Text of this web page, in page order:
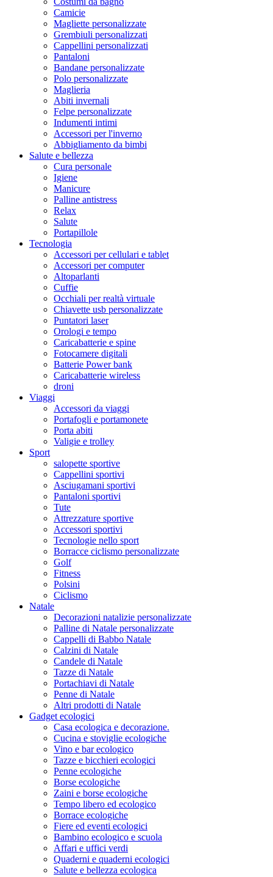
Camicie
Magliette personalizzate
Grembiuli personalizzati
Cappellini personalizzati
Pantaloni
Bandane personalizzate
Polo personalizzate
Maglieria
Abiti invernali
Felpe personalizzate
Indumenti intimi
Accessori per l'inverno
Abbigliamento da bimbi
Salute e bellezza
Cura personale
Igiene
Manicure
Palline antistress
Relax
Salute
Portapillole
Tecnologia
Accessori per cellulari e tablet
Accessori per computer
Altoparlanti
Cuffie
Occhiali per realtà virtuale
Chiavette usb personalizzate
Puntatori laser
Orologi e tempo
Caricabatterie e spine
Fotocamere digitali
Batterie Power bank
Caricabatterie wireless
droni
Viaggi
Accessori da viaggi
Portafogli e portamonete
Porta abiti
Valigie e trolley
Sport
salopette sportive
Cappellini sportivi
Asciugamani sportivi
Pantaloni sportivi
Tute
Attrezzature sportive
Accessori sportivi
Tecnologie nello sport
Borracce ciclismo personalizzate
Golf
Fitness
Polsini
Ciclismo
Natale
Decorazioni natalizie personalizzate
Palline di Natale personalizzate
Cappelli di Babbo Natale
Calzini di Natale
Candele di Natale
Tazze di Natale
Portachiavi di Natale
Penne di Natale
Altri prodotti di Natale
Gadget ecologici
Casa ecologica e decorazione.
Cucina e stoviglie ecologiche
Vino e bar ecologico
Tazze e bicchieri ecologici
Penne ecologiche
Borse ecologiche
Zaini e borse ecologiche
Tempo libero ed ecologico
Borrace ecologiche
Fiere ed eventi ecologici
Bambino ecologico e scuola
Affari e uffici verdi
Quaderni e quaderni ecologici
Salute e bellezza ecologica